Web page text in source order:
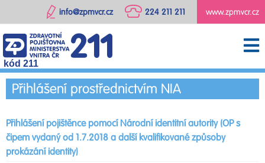
www.zpmvcr.cz
224 211 211
info@zpmvcr.cz
kód 211
Přihlášení prostřednictvím NIA
Přihlášení pojištěnce pomocí Národní identitní autority (OP s
čipem vydaný od 1.7.2018 a další kvalifikované způsoby
prokázání identity)